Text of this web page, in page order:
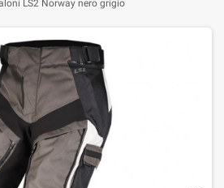
LS2 Norway nero grigio